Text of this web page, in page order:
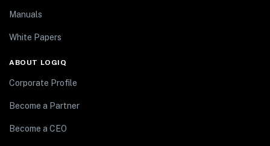
Manuals
White Papers
ABOUT LOGIQ
Corporate Profile
Become a Partner
Become a CEO